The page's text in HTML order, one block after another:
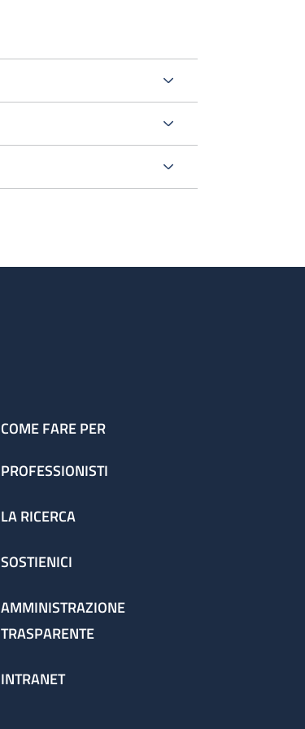
COME FARE PER
PROFESSIONISTI
LA RICERCA
SOSTIENICI
AMMINISTRAZIONE
TRASPARENTE
INTRANET